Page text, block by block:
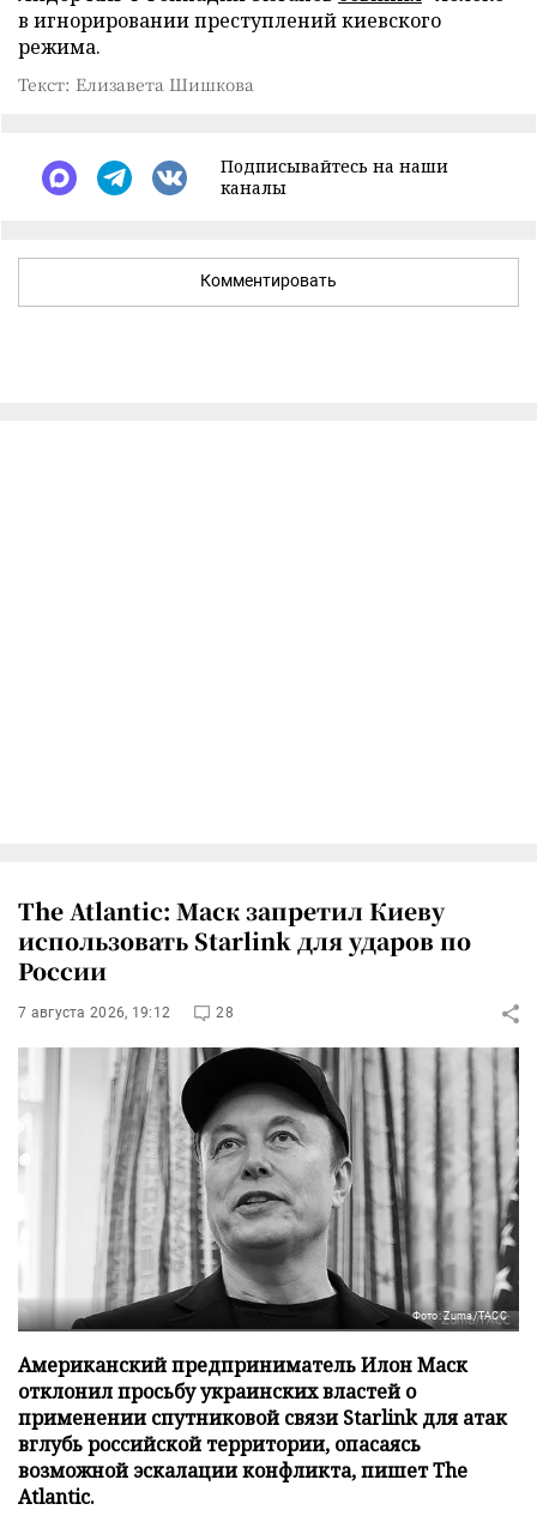
в игнорировании преступлений киевского
режима.
Текст: Елизавета Шишкова
Подписывайтесь на наши
каналы
Комментировать
The Atlantic: Маск запретил Киеву
использовать Starlink для ударов по
России
7 августа 2026, 19:12 28
Фото: Zuma/ТАСС
Американский предприниматель Илон Маск
отклонил просьбу украинских властей о
применении спутниковой связи Starlink для атак
вглубь российской территории, опасаясь
возможной эскалации конфликта, пишет The
Atlantic.